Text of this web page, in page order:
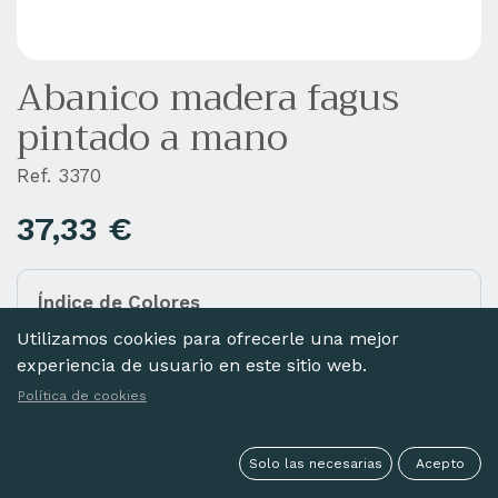
Abanico madera fagus
pintado a mano
Índice de Colores
Añada diferentes colores a la cesta haciendo clic
en las imágenes de abajo.
Ref. 3370
37,33 €
Utilizamos cookies para ofrecerle una mejor
experiencia de usuario en este sitio web.
Política de cookies
Solo las necesarias Acepto